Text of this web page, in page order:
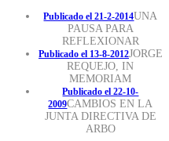
Publicado el 21-2-2014UNA
PAUSA PARA
REFLEXIONAR
Publicado el 13-8-2012JORGE
REQUEJO, IN
MEMORIAM
Publicado el 22-10-
2009CAMBIOS EN LA
JUNTA DIRECTIVA DE
ARBO